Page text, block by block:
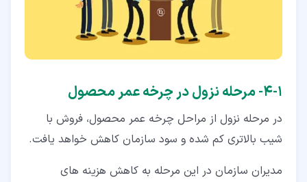
۱‏-‏۴‏- مرحله نزول در چرخه عمر محصول
در مرحله نزول از مراحل چرخه عمر محصول، فروش با
شیب بالاتری کم شده و سود سازمان کاهش خواهد یافت.
مدیران سازمان در این مرحله به کاهش هزینه­ های